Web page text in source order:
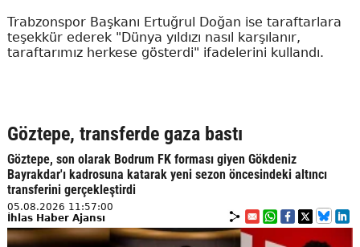
Trabzonspor Başkanı Ertuğrul Doğan ise taraftarlara
teşekkür ederek "Dünya yıldızı nasıl karşılanır,
taraftarımız herkese gösterdi" ifadelerini kullandı.
Göztepe, transferde gaza bastı
Göztepe, son olarak Bodrum FK forması giyen Gökdeniz
Bayrakdar'ı kadrosuna katarak yeni sezon öncesindeki altıncı
transferini gerçekleştirdi
05.08.2026 11:57:00
İhlas Haber Ajansı